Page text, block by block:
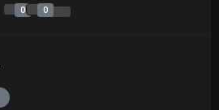
0 0